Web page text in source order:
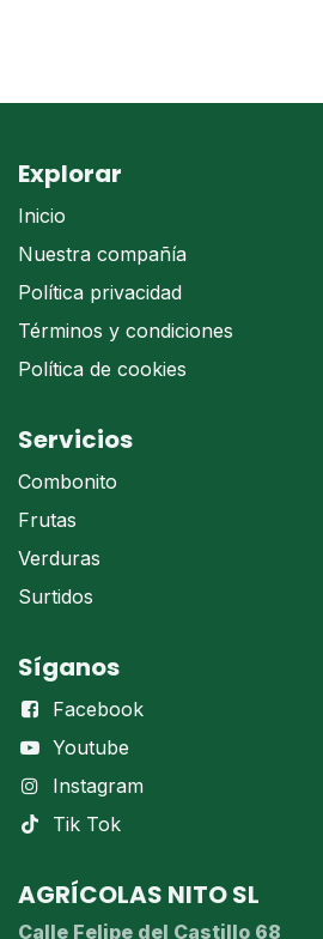
Explorar
Inicio
Nuestra compañía
Política privacidad
Términos y condiciones
Política de cookies
Servicios
Combonito
Frutas
Verduras
Surtidos
Síganos
Facebook
Youtube
Instagram
Tik Tok
AGRÍCOLAS NITO SL
Calle Felipe del Castillo 68